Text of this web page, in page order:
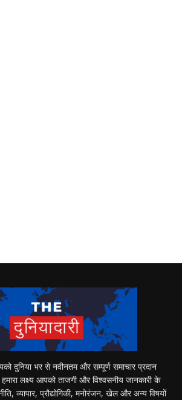
दुनिया भर से नवीनतम और सम्पूर्ण समाचार प्रदान
लक्ष्य आपको ताजगी और विश्वसनीय जानकारी के
व्यापार, प्रौद्योगिकी, मनोरंजन, खेल और अन्य विषयों